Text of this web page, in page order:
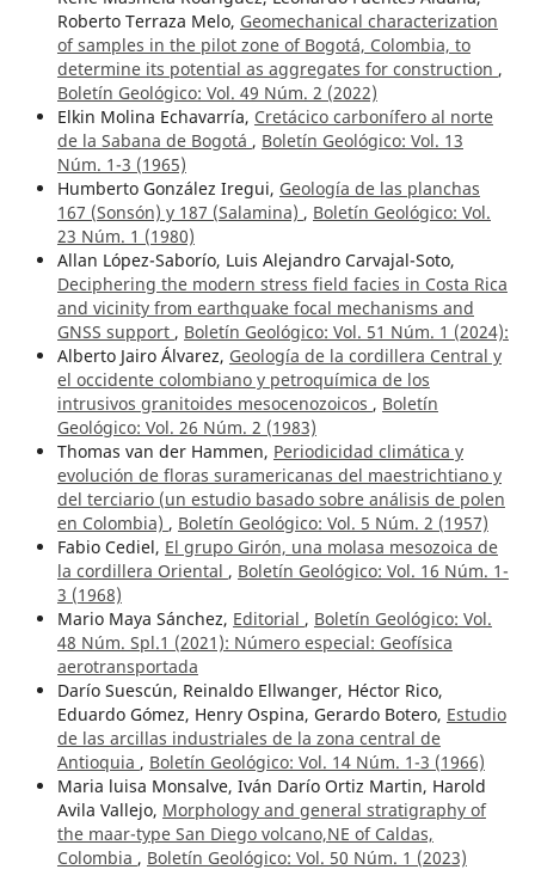
Roberto Terraza Melo, Geomechanical characterization
of samples in the pilot zone of Bogotá, Colombia, to
determine its potential as aggregates for construction ,
Boletín Geológico: Vol. 49 Núm. 2 (2022)
Elkin Molina Echavarría, Cretácico carbonífero al norte
de la Sabana de Bogotá , Boletín Geológico: Vol. 13
Núm. 1-3 (1965)
Humberto González Iregui, Geología de las planchas
167 (Sonsón) y 187 (Salamina) , Boletín Geológico: Vol.
23 Núm. 1 (1980)
Allan López-Saborío, Luis Alejandro Carvajal-Soto,
Deciphering the modern stress field facies in Costa Rica
and vicinity from earthquake focal mechanisms and
GNSS support , Boletín Geológico: Vol. 51 Núm. 1 (2024):
Alberto Jairo Álvarez, Geología de la cordillera Central y
el occidente colombiano y petroquímica de los
intrusivos granitoides mesocenozoicos , Boletín
Geológico: Vol. 26 Núm. 2 (1983)
Thomas van der Hammen, Periodicidad climática y
evolución de floras suramericanas del maestrichtiano y
del terciario (un estudio basado sobre análisis de polen
en Colombia) , Boletín Geológico: Vol. 5 Núm. 2 (1957)
Fabio Cediel, El grupo Girón, una molasa mesozoica de
la cordillera Oriental , Boletín Geológico: Vol. 16 Núm. 1-
3 (1968)
Mario Maya Sánchez, Editorial , Boletín Geológico: Vol.
48 Núm. Spl.1 (2021): Número especial: Geofísica
aerotransportada
Darío Suescún, Reinaldo Ellwanger, Héctor Rico,
Eduardo Gómez, Henry Ospina, Gerardo Botero, Estudio
de las arcillas industriales de la zona central de
Antioquia , Boletín Geológico: Vol. 14 Núm. 1-3 (1966)
Maria luisa Monsalve, Iván Darío Ortiz Martin, Harold
Avila Vallejo, Morphology and general stratigraphy of
the maar-type San Diego volcano,NE of Caldas,
Colombia , Boletín Geológico: Vol. 50 Núm. 1 (2023)